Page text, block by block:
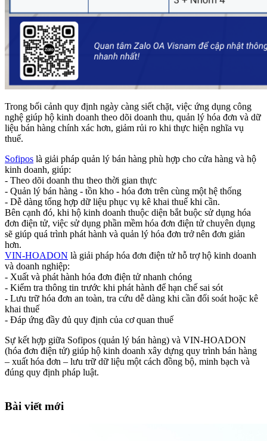
Trong bối cảnh quy định ngày càng siết chặt, việc ứng dụng công
nghệ giúp hộ kinh doanh theo dõi doanh thu, quản lý hóa đơn và dữ
liệu bán hàng chính xác hơn, giảm rủi ro khi thực hiện nghĩa vụ
thuế.
Sofipos là giải pháp quản lý bán hàng phù hợp cho cửa hàng và hộ
kinh doanh, giúp:
- Theo dõi doanh thu theo thời gian thực
- Quản lý bán hàng - tồn kho - hóa đơn trên cùng một hệ thống
- Dễ dàng tổng hợp dữ liệu phục vụ kê khai thuế khi cần.
Bên cạnh đó, khi hộ kinh doanh thuộc diện bắt buộc sử dụng hóa
đơn điện tử, việc sử dụng phần mềm hóa đơn điện tử chuyên dụng
sẽ giúp quá trình phát hành và quản lý hóa đơn trở nên đơn giản
hơn.
VIN-HOADON là giải pháp hóa đơn điện tử hỗ trợ hộ kinh doanh
và doanh nghiệp:
- Xuất và phát hành hóa đơn điện tử nhanh chóng
- Kiểm tra thông tin trước khi phát hành để hạn chế sai sót
- Lưu trữ hóa đơn an toàn, tra cứu dễ dàng khi cần đối soát hoặc kê
khai thuế
- Đáp ứng đầy đủ quy định của cơ quan thuế
Sự kết hợp giữa Sofipos (quản lý bán hàng) và VIN-HOADON
(hóa đơn điện tử) giúp hộ kinh doanh xây dựng quy trình bán hàng
– xuất hóa đơn – lưu trữ dữ liệu một cách đồng bộ, minh bạch và
đúng quy định pháp luật.
Bài viết mới